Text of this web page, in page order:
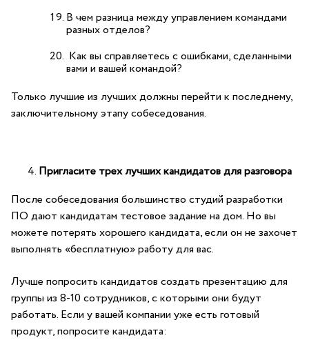
В чем разница между управлением командами
разных отделов?
Как вы справляетесь с ошибками, сделанными
вами и вашей командой?
Только лучшие из лучших должны перейти к последнему,
заключительному этапу собеседования.
Пригласите трех лучших кандидатов для разговора
После собеседования большинство студий разработки
ПО дают кандидатам тестовое задание на дом. Но вы
можете потерять хорошего кандидата, если он не захочет
выполнять «бесплатную» работу для вас.
Лучше попросить кандидатов создать презентацию для
группы из 8-10 сотрудников, с которыми они будут
работать. Если у вашей компании уже есть готовый
продукт, попросите кандидата: